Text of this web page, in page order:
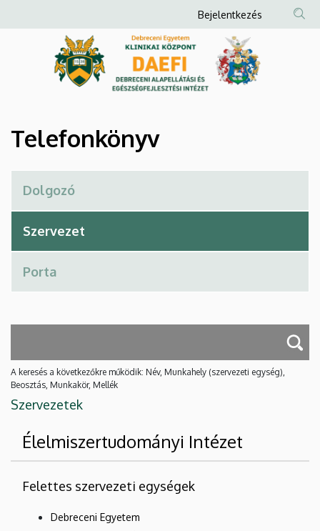
Debreceni
és
Egészségfejlesztési
Intézet
a
Anonim
Felhasználói
fiók
menüje
Bejelentkezés
Telefonkönyv
A keresés a következőkre működik: Név, Munkahely (szervezeti egység),
Beosztás, Munkakör, Mellék
Szervezetek
Élelmiszertudományi Intézet
Felettes szervezeti egységek
Debreceni Egyetem